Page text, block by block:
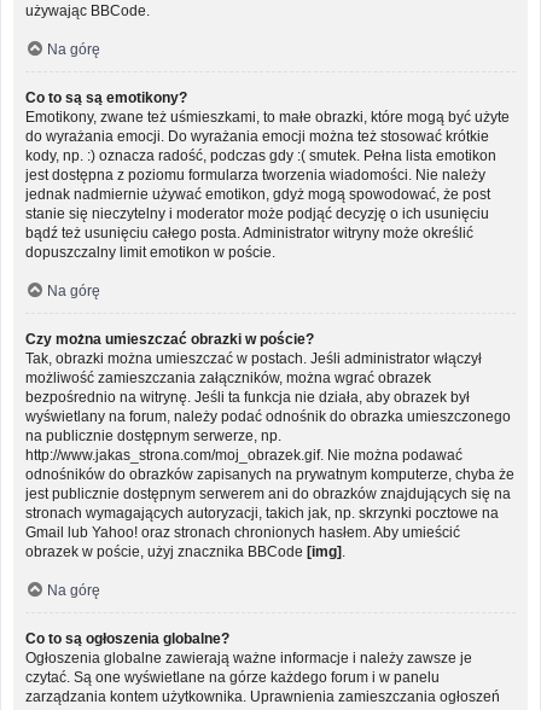
używając BBCode.
Na górę
Co to są są emotikony?
Emotikony, zwane też uśmieszkami, to małe obrazki, które mogą być użyte
do wyrażania emocji. Do wyrażania emocji można też stosować krótkie
kody, np. :) oznacza radość, podczas gdy :( smutek. Pełna lista emotikon
jest dostępna z poziomu formularza tworzenia wiadomości. Nie należy
jednak nadmiernie używać emotikon, gdyż mogą spowodować, że post
stanie się nieczytelny i moderator może podjąć decyzję o ich usunięciu
bądź też usunięciu całego posta. Administrator witryny może określić
dopuszczalny limit emotikon w poście.
Na górę
Czy można umieszczać obrazki w poście?
Tak, obrazki można umieszczać w postach. Jeśli administrator włączył
możliwość zamieszczania załączników, można wgrać obrazek
bezpośrednio na witrynę. Jeśli ta funkcja nie działa, aby obrazek był
wyświetlany na forum, należy podać odnośnik do obrazka umieszczonego
na publicznie dostępnym serwerze, np.
http://www.jakas_strona.com/moj_obrazek.gif. Nie można podawać
odnośników do obrazków zapisanych na prywatnym komputerze, chyba że
jest publicznie dostępnym serwerem ani do obrazków znajdujących się na
stronach wymagających autoryzacji, takich jak, np. skrzynki pocztowe na
Gmail lub Yahoo! oraz stronach chronionych hasłem. Aby umieścić
obrazek w poście, użyj znacznika BBCode [img]
Na górę
Co to są ogłoszenia globalne?
Ogłoszenia globalne zawierają ważne informacje i należy zawsze je
czytać. Są one wyświetlane na górze każdego forum i w panelu
zarządzania kontem użytkownika. Uprawnienia zamieszczania ogłoszeń